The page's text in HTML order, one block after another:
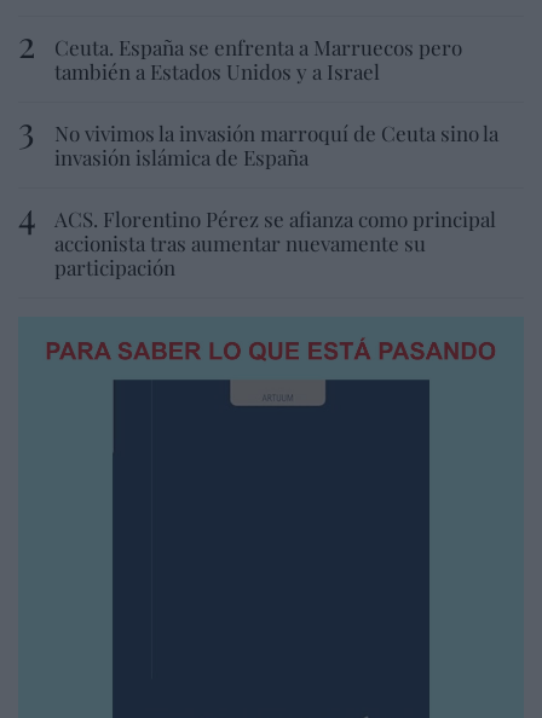
Ceuta. España se enfrenta a Marruecos pero
también a Estados Unidos y a Israel
No vivimos la invasión marroquí de Ceuta sino la
invasión islámica de España
ACS. Florentino Pérez se afianza como principal
accionista tras aumentar nuevamente su
participación